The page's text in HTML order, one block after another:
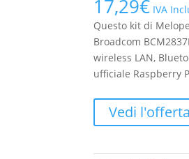
17,29€ IVA
Questo kit di
Broadcom
wireless LAN,
ufficiale Raspberry
Vedi l'offerta